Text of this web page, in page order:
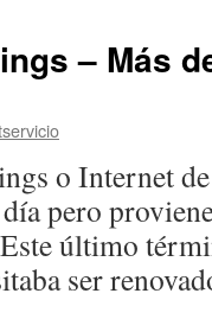
las
– Más
o Internet
pero
último
ser